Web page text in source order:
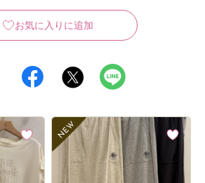
お気に入りに追加